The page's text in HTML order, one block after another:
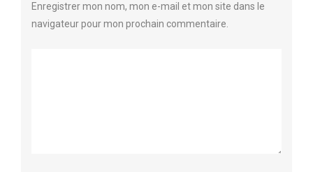
Enregistrer mon nom, mon e-mail et mon site dans le
navigateur pour mon prochain commentaire.